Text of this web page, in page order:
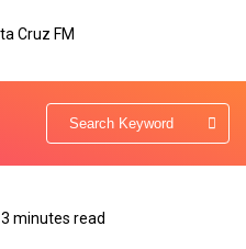
3 minutes read